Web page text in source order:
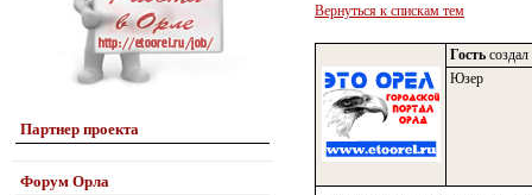
Партнер проекта
Форум Орла
Вернуться к спискам тем
Гость
Юзер